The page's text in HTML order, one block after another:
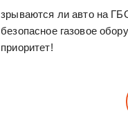
зрываются ли авто на
безопасное газовое
приоритет!